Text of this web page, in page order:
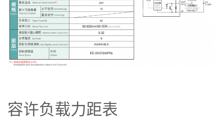
容许负载力距表